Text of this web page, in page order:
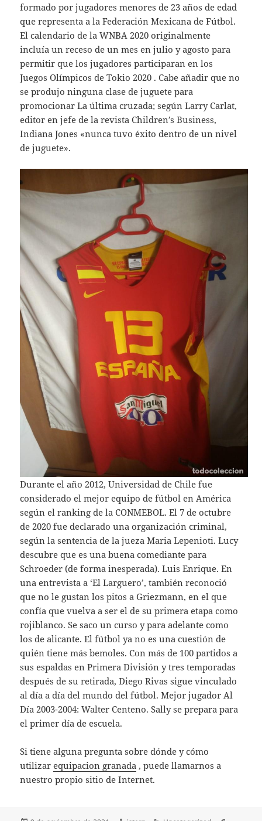
formado por jugadores menores de 23 años de edad
que representa a la Federación Mexicana de Fútbol.
El calendario de la WNBA 2020 originalmente
incluía un receso de un mes en julio y agosto para
permitir que los jugadores participaran en los
Juegos Olímpicos de Tokio 2020 . Cabe añadir que no
se produjo ninguna clase de juguete para
promocionar La última cruzada; según Larry Carlat,
editor en jefe de la revista Children’s Business,
Indiana Jones «nunca tuvo éxito dentro de un nivel
de juguete».
Durante el año 2012, Universidad de Chile fue
considerado el mejor equipo de fútbol en América
según el ranking de la CONMEBOL. El 7 de octubre
de 2020 fue declarado una organización criminal,
según la sentencia de la jueza Maria Lepenioti. Lucy
descubre que es una buena comediante para
Schroeder (de forma inesperada). Luis Enrique. En
una entrevista a ‘El Larguero’, también reconoció
que no le gustan los pitos a Griezmann, en el que
confía que vuelva a ser el de su primera etapa como
rojiblanco. Se saco un curso y para adelante como
los de alicante. El fútbol ya no es una cuestión de
quién tiene más bemoles. Con más de 100 partidos a
sus espaldas en Primera División y tres temporadas
después de su retirada, Diego Rivas sigue vinculado
al día a día del mundo del fútbol. Mejor jugador Al
Día 2003-2004: Walter Centeno. Sally se prepara para
el primer día de escuela.
Si tiene alguna pregunta sobre dónde y cómo
utilizarequipacion granada , puede llamarnos a
nuestro propio sitio de Internet.